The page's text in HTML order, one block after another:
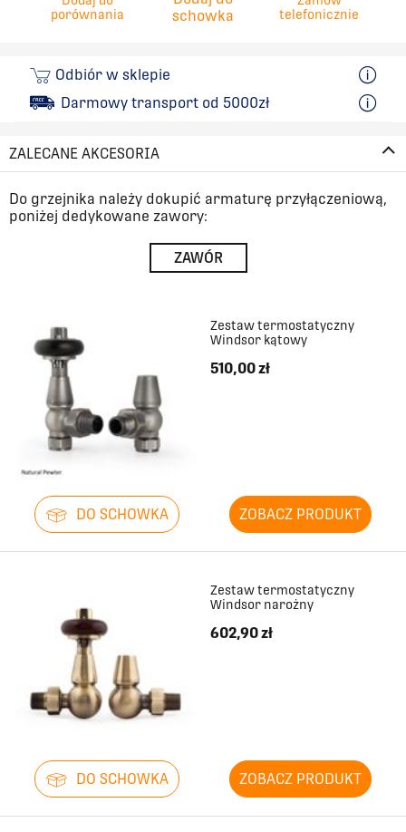
941 660
1093
1169
1244 660
1548
1700 660
1776 660
660
1928
2003
2079 660
porównania
schowka
telefonicznie
Odbiór w sklepie
Darmowy transport od 5000zł
ZALECANE AKCESORIA
Do grzejnika należy dokupić armaturę przyłączeniową,
poniżej dedykowane zawory:
ZAWÓR
Zestaw termostatyczny
Windsor kątowy
510,00 zł
DO SCHOWKA ZOBACZ PRODUKT
Zestaw termostatyczny
Windsor narożny
602,90 zł
DO SCHOWKA ZOBACZ PRODUKT